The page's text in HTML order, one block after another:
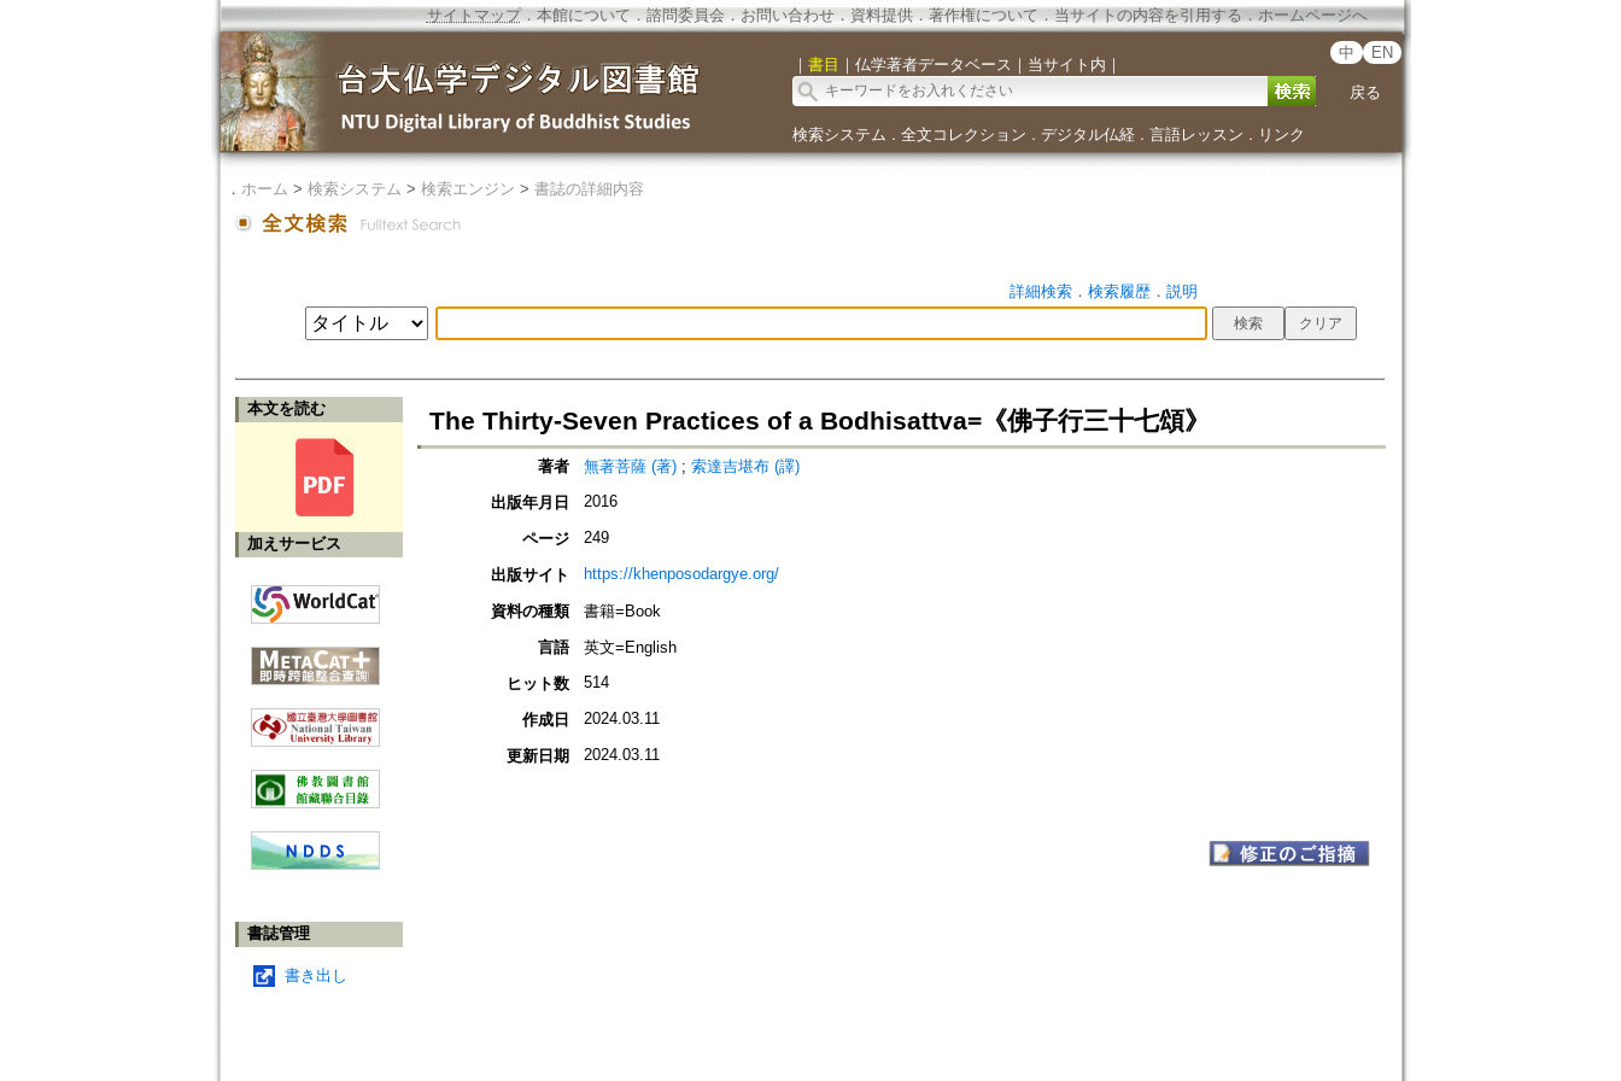
サイトマップ．本館について ． 諮問委員会． お問い合わせ． 資料提供． 著作権について．当サイトの内容を引用する ． ホームページへ
｜ 書目 ｜ 仏学著者データベース ｜ 当サイト内 ｜
中 EN
戻る
検索システム ． 全文コレクション ． デジタル仏経． 言語レッスン ． リンク
． ホーム > 検索システム > 検索エンジン > 書誌の詳細内容
詳細検索． 検索履歴． 説明
本文を読む
加えサービス
書誌管理
書き出し
The Thirty-Seven Practices of a Bodhisattva=《佛子行三十七頌》
著者 無著菩薩 (著); 索達吉堪布 (譯)
出版年月日
2016
ページ 249
出版サイト https://khenposodargye.org/
資料の種類
書籍=Book
言語
英文=English
ヒット数
514
作成日 2024.03.11
更新日期 2024.03.11